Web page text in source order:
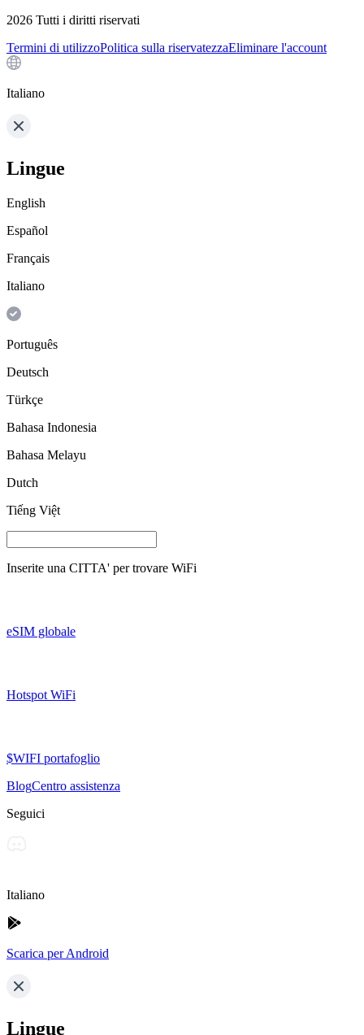
2026 Tutti i diritti riservati
Termini di utilizzoPolitica sulla riservatezzaEliminare l'account
Italiano
Lingue
English
Español
Français
Italiano
Português
Deutsch
Türkçe
Bahasa Indonesia
Bahasa Melayu
Dutch
Tiếng Việt
Inserite una CITTA' per trovare WiFi
eSIM globale
Hotspot WiFi
$WIFI portafoglio
BlogCentro assistenza
Seguici
Italiano
Scarica per Android
Lingue